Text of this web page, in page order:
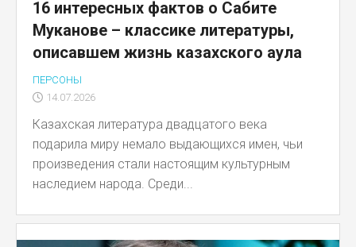
16 интересных фактов о Сабите
Муканове – классике литературы,
описавшем жизнь казахского аула
ПЕРСОНЫ
14.07.2026
Казахская литература двадцатого века
подарила миру немало выдающихся имен, чьи
произведения стали настоящим культурным
наследием народа. Среди...